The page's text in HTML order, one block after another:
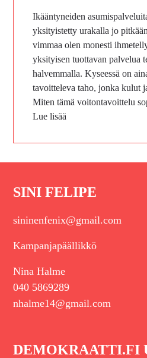
Ikääntyneiden
yksityistetty urakalla jo
vimmaa olen monesti
yksityisen tuottavan palvelua
halvemmalla. Kyseessä on
tavoitteleva taho, jonka kulut
Miten tämä voitontavoittelu
Lue lisää
SINI FELIPE
sininenfenix@gmail.com
Kampanjapäällikkö
Nina Halme
040 5869289
nhalme14@gmail.com
DEMOKRAATTI.FI